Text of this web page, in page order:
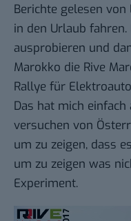
Berichte gelesen
in den Urlaub
ausprobieren und
Marokko die Rive
Rallye für
Das hat mich
versuchen von
um zu zeigen, dass
um zu zeigen was
Experiment.